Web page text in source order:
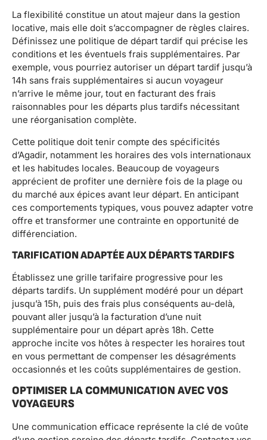
La flexibilité constitue un atout majeur dans la gestion
locative, mais elle doit s’accompagner de règles claires.
Définissez une politique de départ tardif qui précise les
conditions et les éventuels frais supplémentaires. Par
exemple, vous pourriez autoriser un départ tardif jusqu’à
14h sans frais supplémentaires si aucun voyageur
n’arrive le même jour, tout en facturant des frais
raisonnables pour les départs plus tardifs nécessitant
une réorganisation complète.
Cette politique doit tenir compte des spécificités
d’Agadir, notamment les horaires des vols internationaux
et les habitudes locales. Beaucoup de voyageurs
apprécient de profiter une dernière fois de la plage ou
du marché aux épices avant leur départ. En anticipant
ces comportements typiques, vous pouvez adapter votre
offre et transformer une contrainte en opportunité de
différenciation.
TARIFICATION ADAPTÉE AUX DÉPARTS TARDIFS
Établissez une grille tarifaire progressive pour les
départs tardifs. Un supplément modéré pour un départ
jusqu’à 15h, puis des frais plus conséquents au-delà,
pouvant aller jusqu’à la facturation d’une nuit
supplémentaire pour un départ après 18h. Cette
approche incite vos hôtes à respecter les horaires tout
en vous permettant de compenser les désagréments
occasionnés et les coûts supplémentaires de gestion.
OPTIMISER LA COMMUNICATION AVEC VOS
VOYAGEURS
Une communication efficace représente la clé de voûte